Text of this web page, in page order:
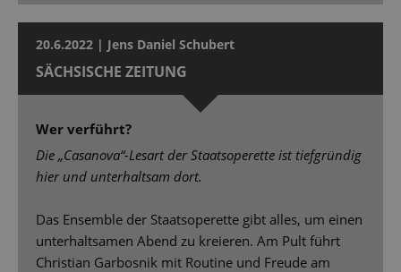
20.6.2022 | Jens Daniel Schubert
SÄCHSISCHE ZEITUNG
Wer verführt?
Die „Casanova“-Lesart der Staatsoperette ist tiefgründig
hier und unterhaltsam dort.
Das Ensemble der Staatsoperette gibt alles, um einen
unterhaltsamen Abend zu kreieren. Am Pult führt
Christian Garbosnik mit Routine und Freude am